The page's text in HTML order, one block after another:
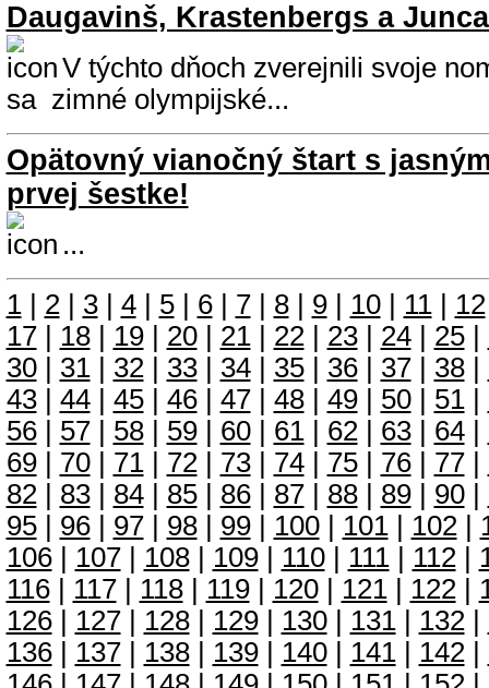
Daugavinš, Krastenbergs a
V týchto dňoch zverejnili svoje
sa zimné olympijské...
Opätovný vianočný štart s
prvej šestke!
...
1| 2| 3| 4| 5| 6| 7| 8| 9| 10| 11| 12
17| 18| 19| 20| 21| 22| 23| 24| 25|
30| 31| 32| 33| 34| 35| 36| 37| 38|
43| 44| 45| 46| 47| 48| 49| 50| 51|
56| 57| 58| 59| 60| 61| 62| 63| 64|
69| 70| 71| 72| 73| 74| 75| 76| 77|
82| 83| 84| 85| 86| 87| 88| 89| 90|
95| 96| 97| 98| 99| 100| 101| 102|
106| 107| 108| 109| 110| 111| 112|
116| 117| 118| 119| 120| 121| 122|
126| 127| 128| 129| 130| 131| 132|
136| 137| 138| 139| 140| 141| 142|